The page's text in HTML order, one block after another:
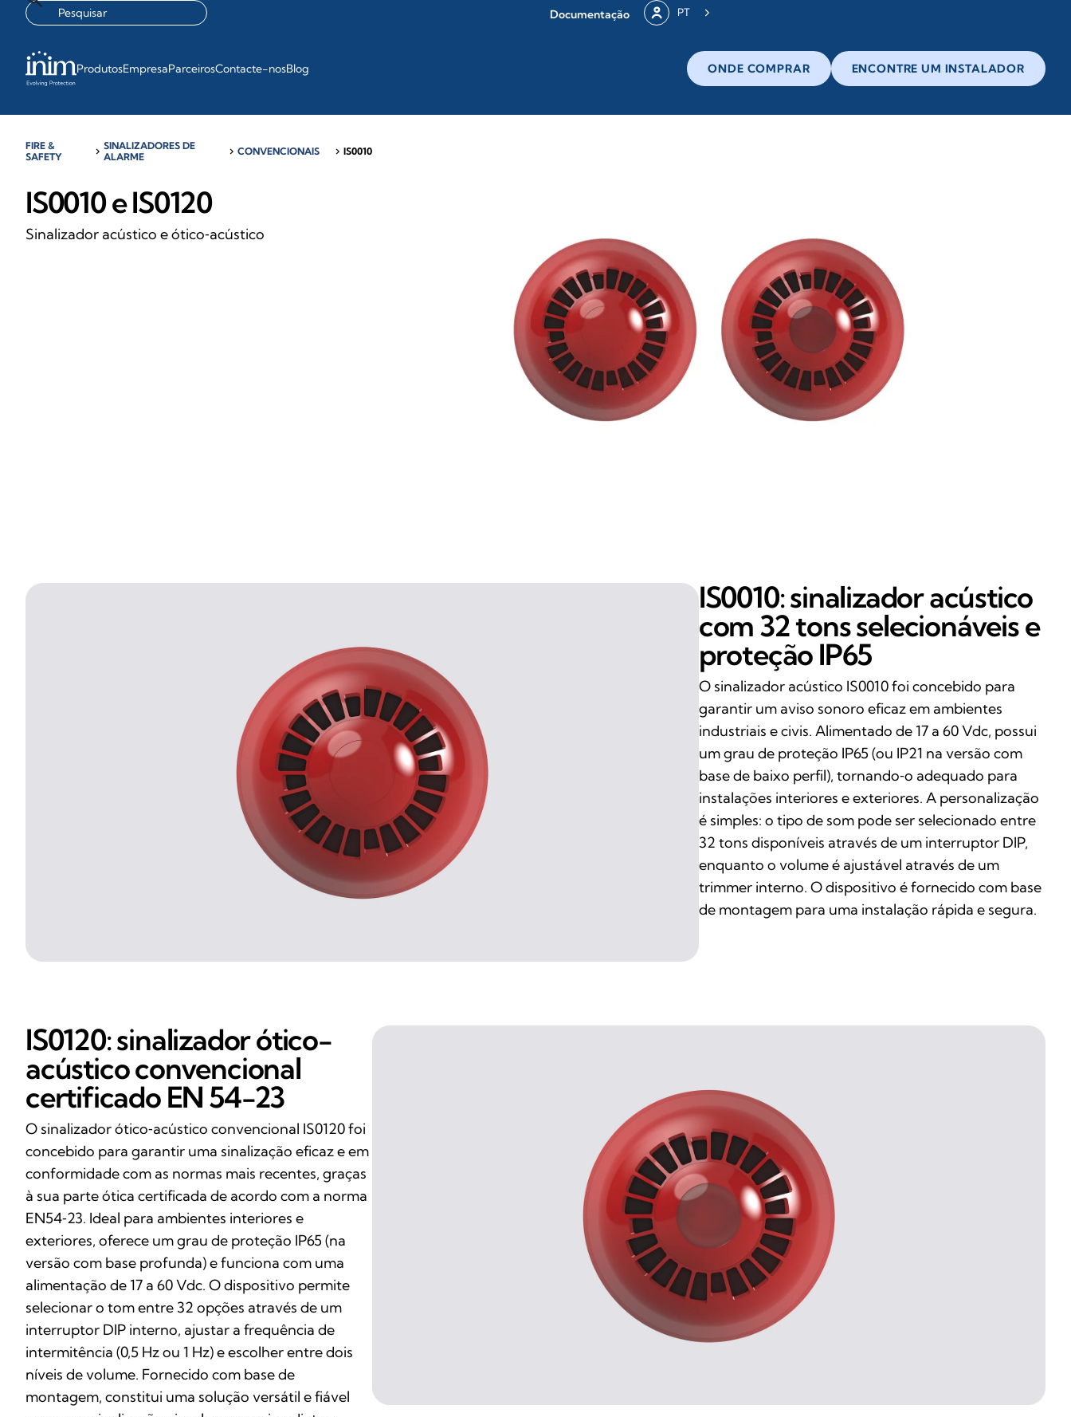
Documentação PT
ProdutosEmpresaParceirosContacte-nosBlog ONDE COMPRAR ENCONTRE UM INSTALADOR
FIRE &
SAFETY
chevron_rightSINALIZADORES DE
ALARME
chevron_rightCONVENCIONAIS chevron_rightIS0010
IS0010 e IS0120
Sinalizador acústico e ótico‑acústico
IS0010: sinalizador acústico
com 32 tons selecionáveis e
proteção IP65
O sinalizador acústico IS0010 foi concebido para
garantir um aviso sonoro eficaz em ambientes
industriais e civis. Alimentado de 17 a 60 Vdc, possui
um grau de proteção IP65 (ou IP21 na versão com
base de baixo perfil), tornando‑o adequado para
instalações interiores e exteriores. A personalização
é simples: o tipo de som pode ser selecionado entre
32 tons disponíveis através de um interruptor DIP,
enquanto o volume é ajustável através de um
trimmer interno. O dispositivo é fornecido com base
de montagem para uma instalação rápida e segura.
IS0120: sinalizador ótico-
acústico convencional
certificado EN 54-23
O sinalizador ótico‑acústico convencional IS0120 foi
concebido para garantir uma sinalização eficaz e em
conformidade com as normas mais recentes, graças
à sua parte ótica certificada de acordo com a norma
EN54‑23. Ideal para ambientes interiores e
exteriores, oferece um grau de proteção IP65 (na
versão com base profunda) e funciona com uma
alimentação de 17 a 60 Vdc. O dispositivo permite
selecionar o tom entre 32 opções através de um
interruptor DIP interno, ajustar a frequência de
intermitência (0,5 Hz ou 1 Hz) e escolher entre dois
níveis de volume. Fornecido com base de
montagem, constitui uma solução versátil e fiável